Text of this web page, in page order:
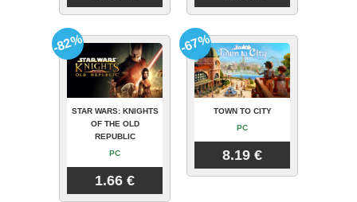
STAR WARS: KNIGHTS
OF THE OLD
REPUBLIC
PC
1.66 €
-82%
TOWN TO CITY
PC
8.19 €
-67%